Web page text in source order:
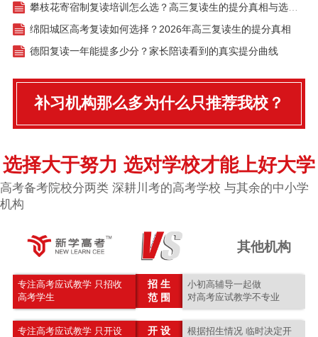
攀枝花寄宿制复读培训怎么选？高三复读生的提分真相与选择指南
绵阳城区高考复读如何选择？2026年高三复读生的提分真相
德阳复读一年能提多少分？家长陪读看到的真实提分曲线
补习机构那么多为什么只推荐我校？
选择大于努力 选对学校才能上好大学
高考备考院校分两类 深耕川考的高考学校 与其余的中小学
机构
其他机构
专注高考应试教学 只招收
高考学生
招 生
范 围
小初高辅导一起做
对高考应试教学不专业
专注高考应试教学 只开设
开 设
根据招生情况 临时决定开